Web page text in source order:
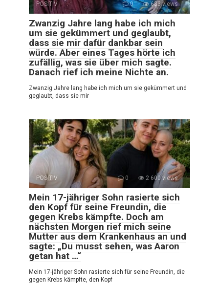
POSITIV 0 633 views
Zwanzig Jahre lang habe ich mich
um sie gekümmert und geglaubt,
dass sie mir dafür dankbar sein
würde. Aber eines Tages hörte ich
zufällig, was sie über mich sagte.
Danach rief ich meine Nichte an.
Zwanzig Jahre lang habe ich mich um sie gekümmert und
geglaubt, dass sie mir
POSITIV 0 2 600 views
Mein 17-jähriger Sohn rasierte sich
den Kopf für seine Freundin, die
gegen Krebs kämpfte. Doch am
nächsten Morgen rief mich seine
Mutter aus dem Krankenhaus an und
sagte: „Du musst sehen, was Aaron
getan hat …“
Mein 17-jähriger Sohn rasierte sich für seine Freundin, die
gegen Krebs kämpfte, den Kopf